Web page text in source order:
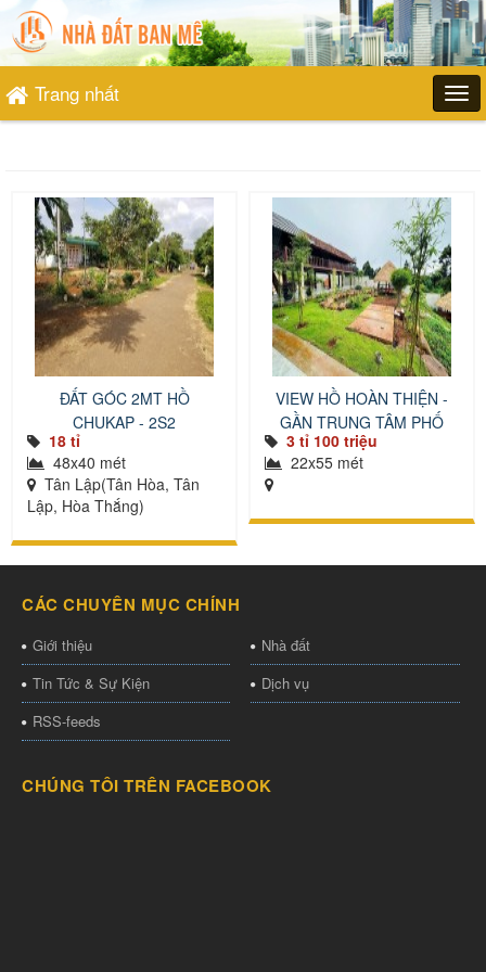
Trang nhất
ĐẤT GÓC 2MT HỒ
CHUKAP - 2S2
18 tỉ
48x40 mét
Tân Lập(Tân Hòa, Tân
Lập, Hòa Thắng)
VIEW HỒ HOÀN THIỆN -
GẦN TRUNG TÂM PHỐ
3 tỉ 100 triệu
22x55 mét
CÁC CHUYÊN MỤC CHÍNH
Giới thiệu
Nhà đất
Tin Tức & Sự Kiện
Dịch vụ
RSS-feeds
CHÚNG TÔI TRÊN FACEBOOK